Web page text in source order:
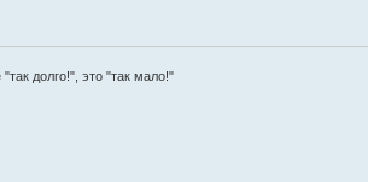
долго!", это "так мало!"